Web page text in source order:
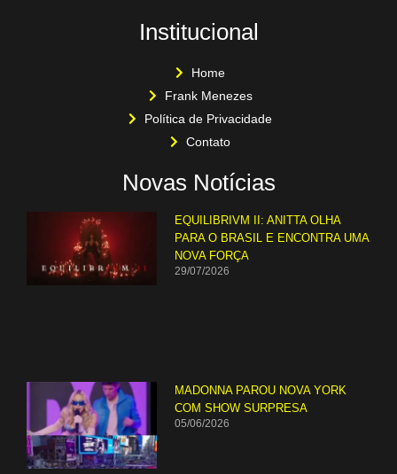
Institucional
Home
Frank Menezes
Política de Privacidade
Contato
Novas Notícias
EQUILIBRIVM II: ANITTA OLHA
PARA O BRASIL E ENCONTRA UMA
NOVA FORÇA
29/07/2026
MADONNA PAROU NOVA YORK
COM SHOW SURPRESA
05/06/2026